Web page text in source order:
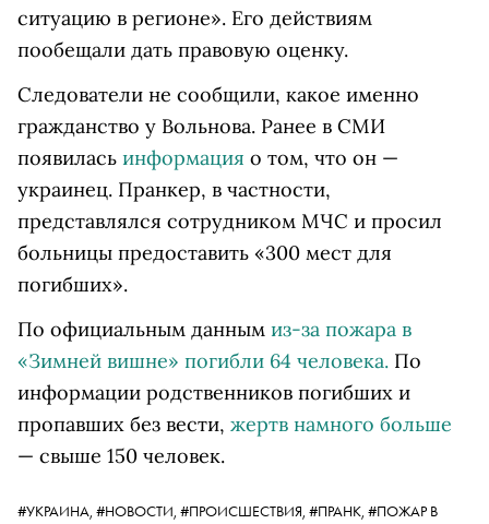
ситуацию в регионе». Его действиям
пообещали дать правовую оценку.
Следователи не сообщили, какое именно
гражданство у Вольнова. Ранее в СМИ
появилась информация о том, что он —
украинец. Пранкер, в частности,
представлялся сотрудником МЧС и просил
больницы предоставить «300 мест для
погибших».
По официальным данным из-за пожара в
«Зимней вишне» погибли 64 человека. По
информации родственников погибших и
пропавших без вести, жертв намного больше
— свыше 150 человек.
#УКРАИНА, #НОВОСТИ, #ПРОИСШЕСТВИЯ, #ПРАНК, #ПОЖАР В